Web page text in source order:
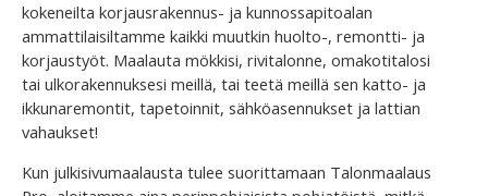
kokeneilta korjausrakennus- ja kunnossapitoalan
ammattilaisiltamme kaikki muutkin huolto-, remontti- ja
korjaustyöt. Maalauta mökkisi, rivitalonne, omakotitalosi
tai ulkorakennuksesi meillä, tai teetä meillä sen katto- ja
ikkunaremontit, tapetoinnit, sähköasennukset ja lattian
vahaukset!
Kun julkisivumaalausta tulee suorittamaan Talonmaalaus